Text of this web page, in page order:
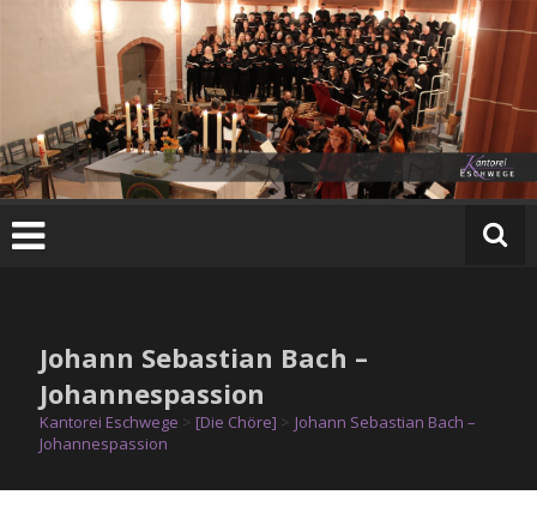
Inhalt
K
a
e
i
E
s
c
h
Johann Sebastian Bach –
Johannespassion
Kantorei Eschwege > [Die Chöre] > Johann Sebastian Bach –
Johannespassion